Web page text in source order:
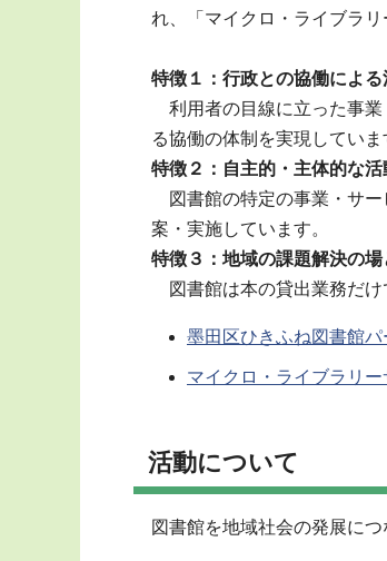
れ、「マイクロ・ライブラリ
特徴１：行政との協働による
利用者の目線に立った事業
る協働の体制を実現していま
特徴２：自主的・主体的な活
図書館の特定の事業・サー
案・実施しています。
特徴３：地域の課題解決の
図書館は本の貸出業務だけ
墨田区ひきふね図書館
マイクロ・ライブラリ
活動について
図書館を地域社会の発展に